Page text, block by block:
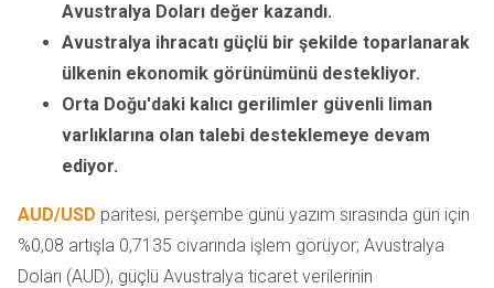
Avustralya Doları değer kazandı.
Avustralya ihracatı güçlü bir şekilde toparlanarak
ülkenin ekonomik görünümünü destekliyor.
Orta Doğu'daki kalıcı gerilimler güvenli liman
varlıklarına olan talebi desteklemeye devam
ediyor.
AUD/USD paritesi, perşembe günü yazım sırasında gün için
%0,08 artışla 0,7135 civarında işlem görüyor; Avustralya
Doları (AUD), güçlü Avustralya ticaret verilerinin